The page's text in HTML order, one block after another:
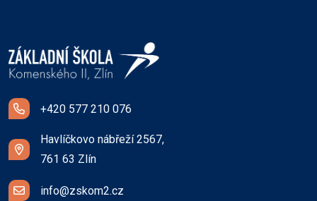
+420 577 210 076
Havlíčkovo nábřeží 2567,
761 63 Zlín
info@zskom2.cz